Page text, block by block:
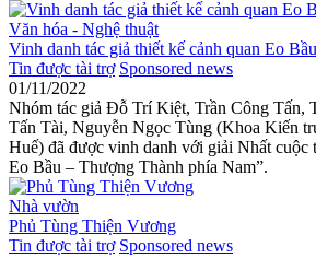
Văn hóa - Nghệ thuật
Vinh danh tác giả thiết kế cảnh quan Eo
Tin được tài trợ Sponsored news
01/11/2022
Nhóm tác giả Đỗ Trí Kiệt, Trần Công Tấn,
Tấn Tài, Nguyễn Ngọc Tùng (Khoa Kiến
Huế) đã được vinh danh với giải Nhất cuộc
Eo Bầu – Thượng Thành phía Nam”.
Nhà vườn
Phủ Tùng Thiện Vương
Tin được tài trợ Sponsored news